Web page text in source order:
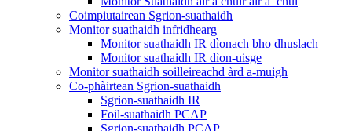
Coimpiutairean Sgrion-suathaidh
Monitor suathaidh infridhearg
Monitor suathaidh IR dìonach bho dhuslach
Monitor suathaidh IR dìon-uisge
Monitor suathaidh soilleireachd àrd a-muigh
Co-phàirtean Sgrion-suathaidh
Sgrion-suathaidh IR
Foil-suathaidh PCAP
Sgrion-suathaidh PCAP